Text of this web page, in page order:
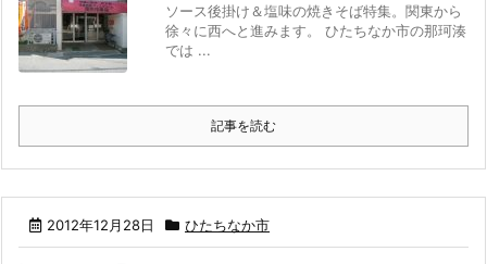
ソース後掛け＆塩味の焼きそば特集。関東から
徐々に西へと進みます。 ひたちなか市の那珂湊
では ...
記事を読む
2012年12月28日 ひたちなか市